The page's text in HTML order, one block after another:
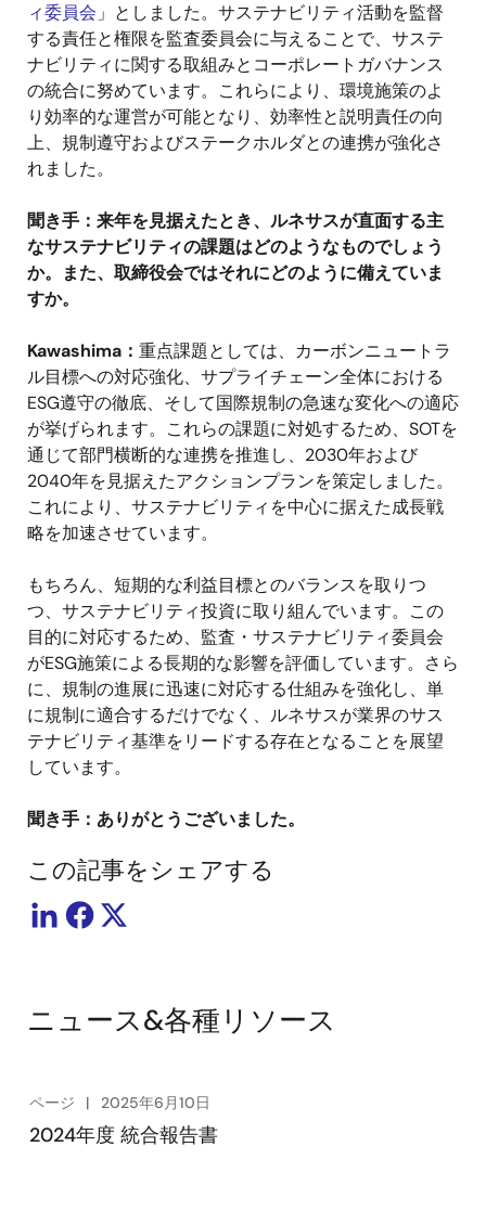
ィ委員会 」としました。サステナビリティ活動を監督
する責任と権限を監査委員会に与えることで、サステ
ナビリティに関する取組みとコーポレートガバナンス
の統合に努めています。これらにより、環境施策のよ
り効率的な運営が可能となり、効率性と説明責任の向
上、規制遵守およびステークホルダとの連携が強化さ
れました。
聞き手：来年を見据えたとき、ルネサスが直面する主
なサステナビリティの課題はどのようなものでしょう
か。また、取締役会ではそれにどのように備えていま
すか。
Kawashima： 重点課題としては、カーボンニュートラ
ル目標への対応強化、サプライチェーン全体における
ESG遵守の徹底、そして国際規制の急速な変化への適応
が挙げられます。これらの課題に対処するため、SOTを
通じて部門横断的な連携を推進し、2030年および
2040年を見据えたアクションプランを策定しました。
これにより、サステナビリティを中心に据えた成長戦
略を加速させています。
もちろん、短期的な利益目標とのバランスを取りつ
つ、サステナビリティ投資に取り組んでいます。この
目的に対応するため、監査・サステナビリティ委員会
がESG施策による長期的な影響を評価しています。さら
に、規制の進展に迅速に対応する仕組みを強化し、単
に規制に適合するだけでなく、ルネサスが業界のサス
テナビリティ基準をリードする存在となることを展望
しています。
聞き手：ありがとうございました。
この記事をシェアする
ニュース&各種リソース
ページ 2025年6月10日
2024年度 統合報告書